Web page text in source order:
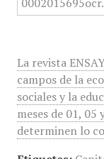
La revista
campos de la
sociales y la
meses de 01,
determinen lo